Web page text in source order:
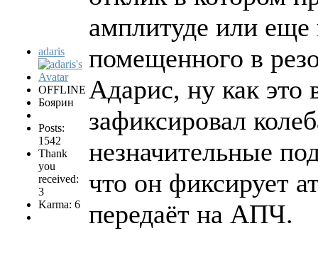
adaris
OFFLINE
Боярин
Posts:
1542
Thank
you
received:
3
Karma: 6
амплитуде или еще
помещенного в
Адарис, ну как
зафиксировал
незначительные
что он фиксирует
передаёт на АПЧ.